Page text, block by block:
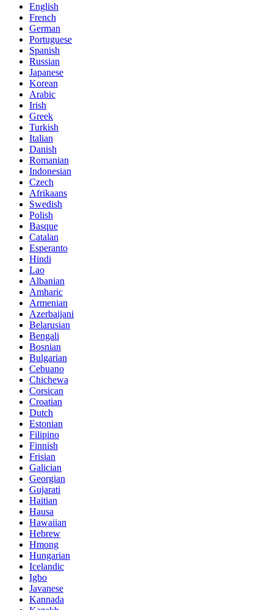
English
French
German
Portuguese
Spanish
Russian
Japanese
Korean
Arabic
Irish
Greek
Turkish
Italian
Danish
Romanian
Indonesian
Czech
Afrikaans
Swedish
Polish
Basque
Catalan
Esperanto
Hindi
Lao
Albanian
Amharic
Armenian
Azerbaijani
Belarusian
Bengali
Bosnian
Bulgarian
Cebuano
Chichewa
Corsican
Croatian
Dutch
Estonian
Filipino
Finnish
Frisian
Galician
Georgian
Gujarati
Haitian
Hausa
Hawaiian
Hebrew
Hmong
Hungarian
Icelandic
Igbo
Javanese
Kannada